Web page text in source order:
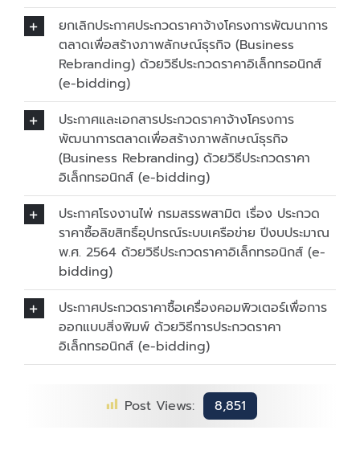
ยกเลิกประกาศประกวดราคาจ้างโครงการพัฒนาการ
ตลาดเพื่อสร้างภาพลักษณ์ธุรกิจ (Business
Rebranding) ด้วยวิธีประกวดราคาอิเล็กทรอนิกส์
(e-bidding)
ประกาศและเอกสารประกวดราคาจ้างโครงการ
พัฒนาการตลาดเพื่อสร้างภาพลักษณ์ธุรกิจ
(Business Rebranding) ด้วยวิธีประกวดราคา
อิเล็กทรอนิกส์ (e-bidding)
ประกาศโรงงานไพ่ กรมสรรพสามิต เรื่อง ประกวด
ราคาซื้อลิขสิทธิ์อุปกรณ์ระบบเครือข่าย ปีงบประมาณ
พ.ศ. 2564 ด้วยวิธีประกวดราคาอิเล็กทรอนิกส์ (e-
bidding)
ประกาศประกวดราคาซื้อเครื่องคอมพิวเตอร์เพื่อการ
ออกแบบสิ่งพิมพ์ ด้วยวิธีการประกวดราคา
อิเล็กทรอนิกส์ (e-bidding)
Post Views: 8,851